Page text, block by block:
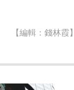
【編輯：錢林霞】